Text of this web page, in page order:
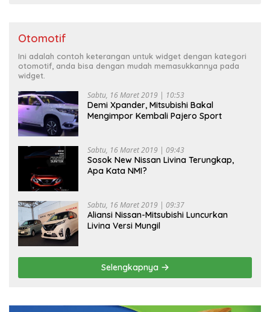
Otomotif
Ini adalah contoh keterangan untuk widget dengan kategori
otomotif, anda bisa dengan mudah memasukkannya pada
widget.
Sabtu, 16 Maret 2019 | 10:53
Demi Xpander, Mitsubishi Bakal
Mengimpor Kembali Pajero Sport
Sabtu, 16 Maret 2019 | 09:43
Sosok New Nissan Livina Terungkap,
Apa Kata NMI?
Sabtu, 16 Maret 2019 | 09:37
Aliansi Nissan-Mitsubishi Luncurkan
Livina Versi Mungil
Selengkapnya